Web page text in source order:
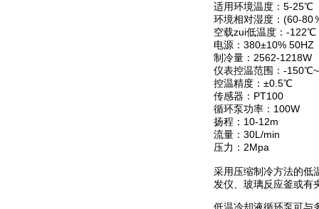
适用环境温度：5-25℃
环境相对湿度：(60-80
空载zui低温度：-122℃
电源：380±10% 50HZ
制冷量：2562-1218W
仪表控温范围：-
控温精度：±0.5℃
传感器：PT100
循环泵功率：100W
扬程：10-12m
流量：30L/min
压力：2Mpa
采用压缩制冷方法的低
发仪、玻璃反应釜或有